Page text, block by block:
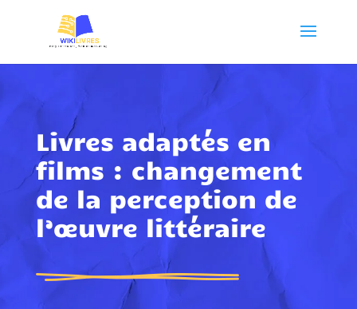
Livres adaptés en
films : changement
de la perception de
l’œuvre littéraire